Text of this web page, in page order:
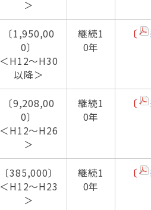
＞
〔1,950,00
0〕
＜H12～H30
以降＞
継続1
0年
〔
〔9,208,00
0〕
＜H12～H26
＞
継続1
0年
〔
〔385,000〕
＜H12～H23
＞
継続1
0年
〔